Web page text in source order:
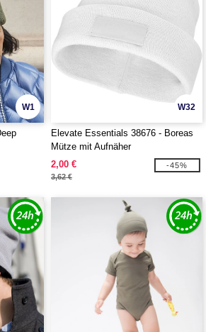
W1 W32
Elevate Essentials 38676 - Boreas
Mütze mit Aufnäher
2,00 €
3,62 €
-45%